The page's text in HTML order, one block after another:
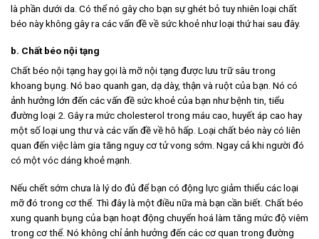
là phần dưới da. Có thể nó gây cho bạn sự ghét bỏ tuy nhiên loại chất
béo này không gây ra các vấn đề về sức khoẻ như loại thứ hai sau đây.
b. Chất béo nội tạng
Chất béo nội tạng hay gọi là mỡ nội tạng được lưu trữ sâu trong
khoang bụng. Nó bao quanh gan, dạ dày, thận và ruột của bạn. Nó có
ảnh hưởng lớn đến các vấn đề sức khoẻ của bạn như bệnh tin, tiểu
đường loại 2. Gây ra mức cholesterol trong máu cao, huyết áp cao hay
một số loại ung thư và các vấn đề về hô hấp. Loại chất béo này có liên
quan đến việc làm gia tăng nguy cơ tử vong sớm. Ngay cả khi người đó
có một vóc dáng khoẻ mạnh.
Nếu chết sớm chưa là lý do đủ để bạn có động lực giảm thiểu các loại
mỡ đó trong cơ thể. Thì đây là một điều nữa mà bạn cần biết. Chất béo
xung quanh bụng của bạn hoạt động chuyển hoá làm tăng mức độ viêm
trong cơ thể. Nó không chỉ ảnh hưởng đến các cơ quan trong đường